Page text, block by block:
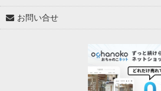
お問い合せ